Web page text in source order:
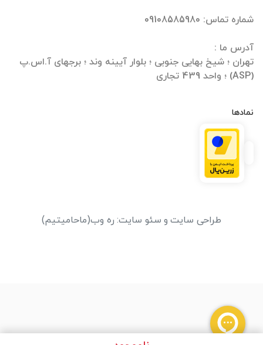
تهران ؛ شیخ بهایی جنوبی ؛ بلوار آیینه وند ؛ برجهای آ.اس.پ
(ASP) ؛ واحد 439 تجاری
نمادها
طراحی سایت و سئو سایت: ره وب(ماحامیتیم)